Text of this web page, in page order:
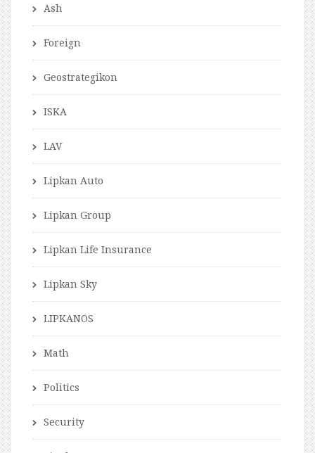
Ash
Foreign
Geostrategikon
ISKA
LAV
Lipkan Auto
Lipkan Group
Lipkan Life Insurance
Lipkan Sky
LIPKANOS
Math
Politics
Security